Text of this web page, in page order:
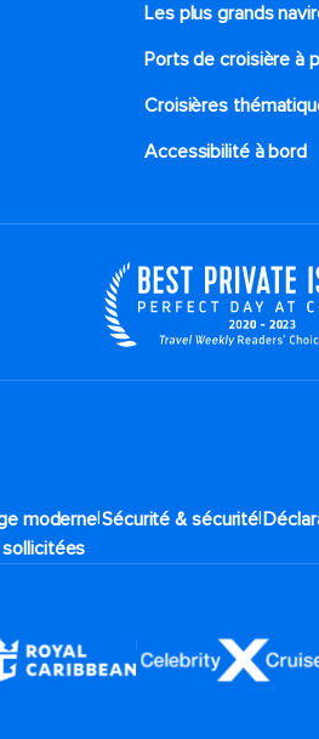
Les plus grands
Ports de croisière à
Croisières
Accessibilité à bord​
moderne|Sécurité & sécurité|